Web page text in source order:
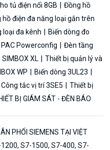
tủ điện nổi 8GB
Đồng hồ
hồ điện đa năng loại gắn trên
loại đa kênh
Biến dòng đo
Powerconfig
Đèn tầng
XL
Thiết bị quản lý và
WP
Biến dòng 3UL23
Công tắc vị trí 3SE5
Thiết bị
BỊ GIÁM SÁT - ĐÈN BÁO
PHỐI SIEMENS TẠI VIỆT
S7-1500, S7-400, S7-